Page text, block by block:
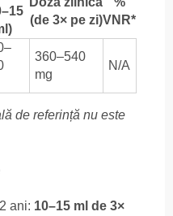
(de 3× pe zi)VNR*
360–540
mg
N/A
de referință nu este
ani: 10–15 ml de 3×